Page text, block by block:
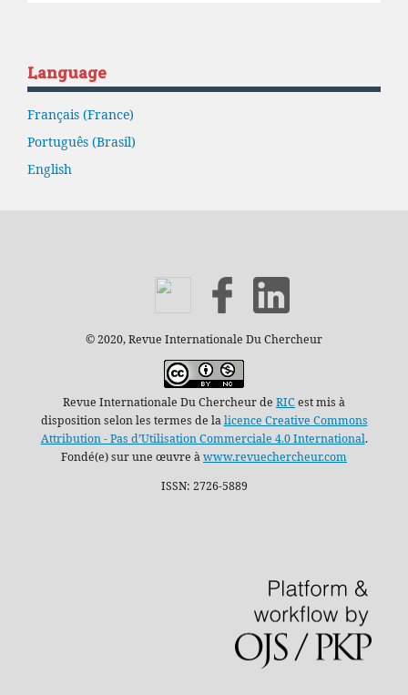
Language
Français (France)
Português (Brasil)
English
© 2020, Revue Internationale Du Chercheur
Revue Internationale Du Chercheur de RIC est mis à
disposition selon les termes de lalicence Creative Commons
Attribution - Pas d’Utilisation Commerciale 4.0 International.
Fondé(e) sur une œuvre àwww.revuechercheur.com
ISSN: 2726-5889